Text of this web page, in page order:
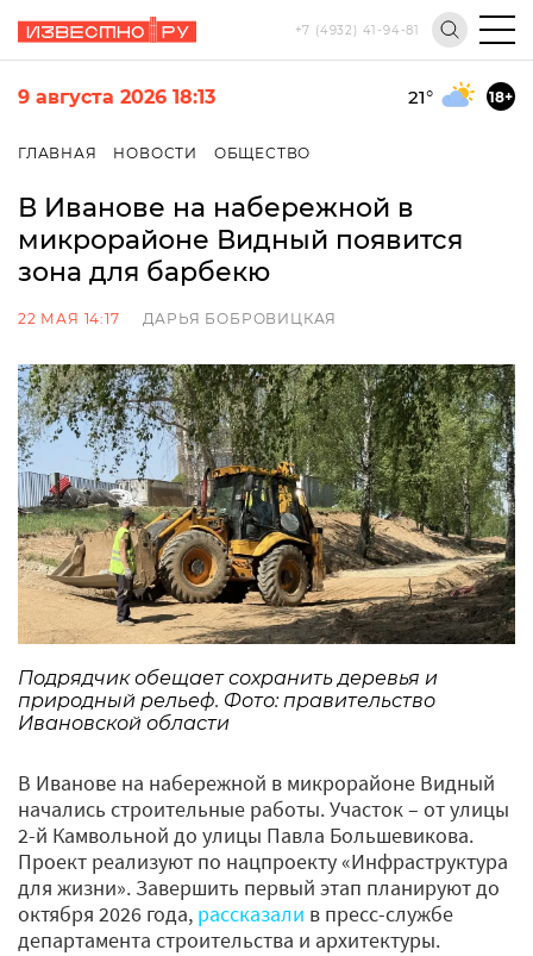
+7 (4932) 41-94-81
9 августа 2026 18:13 21° 18+
ГЛАВНАЯ НОВОСТИ ОБЩЕСТВО
В Иванове на набережной в
микрорайоне Видный появится
зона для барбекю
22 МАЯ 14:17 ДАРЬЯ БОБРОВИЦКАЯ
Подрядчик обещает сохранить деревья и
природный рельеф. Фото: правительство
Ивановской области
В Иванове на набережной в микрорайоне Видный
начались строительные работы. Участок – от улицы
2-й Камвольной до улицы Павла Большевикова.
Проект реализуют по нацпроекту «Инфраструктура
для жизни». Завершить первый этап планируют до
октября 2026 года, рассказали в пресс-службе
департамента строительства и архитектуры.